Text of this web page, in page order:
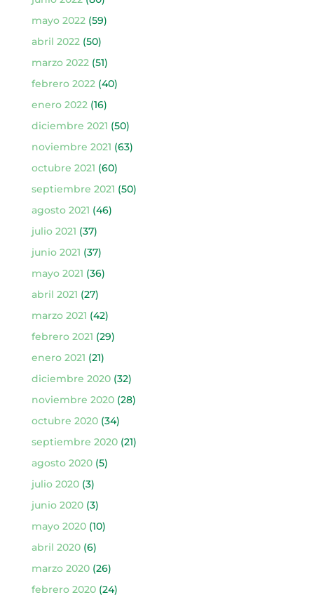
mayo 2022(59)
abril 2022(50)
marzo 2022(51)
febrero 2022(40)
enero 2022(16)
diciembre 2021 (50)
noviembre 2021 (63)
octubre 2021 (60)
septiembre 2021 (50)
agosto 2021 (46)
julio 2021 (37)
junio 2021 (37)
mayo 2021 (36)
abril 2021 (27)
marzo 2021 (42)
febrero 2021 (29)
enero 2021 (21)
diciembre 2020(32)
noviembre 2020(28)
octubre 2020(34)
septiembre 2020(21)
agosto 2020(5)
julio 2020(3)
junio 2020(3)
mayo 2020(10)
abril 2020(6)
marzo 2020(26)
febrero 2020(24)